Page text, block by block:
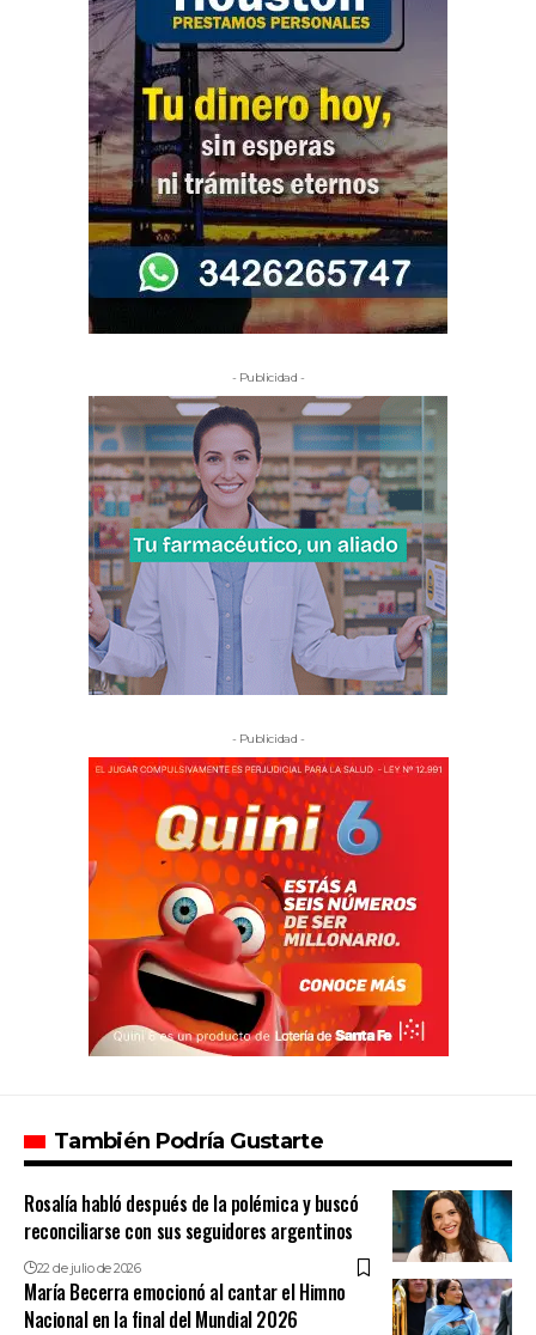
- Publicidad -
- Publicidad -
También Podría Gustarte
Rosalía habló después de la polémica y buscó
reconciliarse con sus seguidores argentinos
22 de julio de 2026
María Becerra emocionó al cantar el Himno
Nacional en la final del Mundial 2026